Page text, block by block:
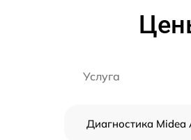
Услуга
Диагностика Midea